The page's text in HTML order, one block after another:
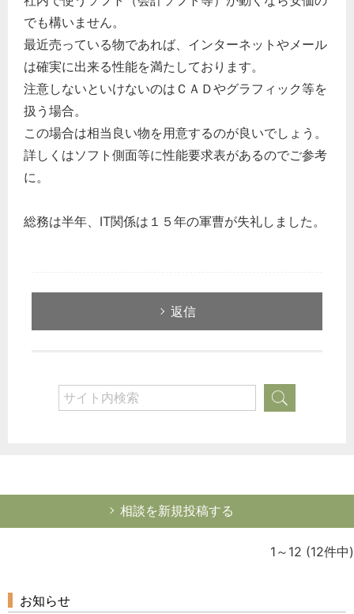
でも構いません。
最近売っている物であれば、インターネットやメール
は確実に出来る性能を満たしております。
注意しないといけないのはＣＡＤやグラフィック等を
扱う場合。
この場合は相当良い物を用意するのが良いでしょう。
詳しくはソフト側面等に性能要求表があるのでご参考
に。
総務は半年、IT関係は１５年の軍曹が失礼しました。
返信
相談を新規投稿する
1～12 (12件中)
お知らせ